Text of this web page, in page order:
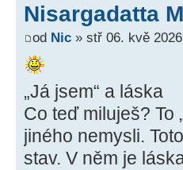
Nisargadatta
od Nic » stř 06. kvě
„Já jsem“ a láska
Co teď miluješ? To
jiného nemysli.
stav. V něm je